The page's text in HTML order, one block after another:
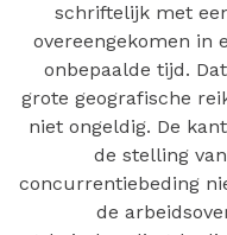
schriftelijk met
overeengekomen in
onbepaalde tijd.
grote geografische
niet ongeldig. De
de stelling
concurrentiebeding
de